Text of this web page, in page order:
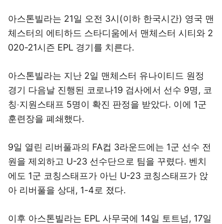
아스톤빌라는 21일 오전 3시(이하 한국시간) 영국 맨
체스터의 에티하드 스타디움에서 맨체스터 시티와 2
020-21시즌 EPL 경기를 치른다.
아스톤빌라는 지난 2일 맨체스터 유나이티드 원정
경기 다음날 진행된 코로나19 검사에서 선수 9명, 코
칭‧지원스태프 5명이 확진 판정을 받았다. 이에 1군
훈련장을 폐쇄했다.
9일 열린 리버풀과의 FA컵 3라운드에는 1군 선수 전
원을 제외하고 U-23 선수단으로 팀을 꾸렸다. 벤치
에도 1군 코칭스태프가 아닌 U-23 코칭스태프가 앉
아 리버풀을 상대, 1-4로 졌다.
이후 아스톤빌라는 EPL 사무국에 14일 토트넘, 17일